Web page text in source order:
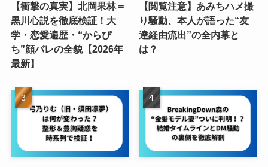
【衝撃の真実】北岡果林＝
黒川心説を徹底検証！大
学・恋愛遍歴・“からぴ
ち”顔バレの全貌【2026年
最新】
【閲覧注意】あみちハメ撮
り騒動、本人が語った“友
達経由流出”の全内幕と
は？